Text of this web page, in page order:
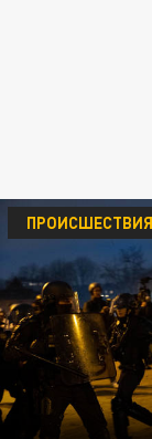
ПРОИСШЕСТВИЯ